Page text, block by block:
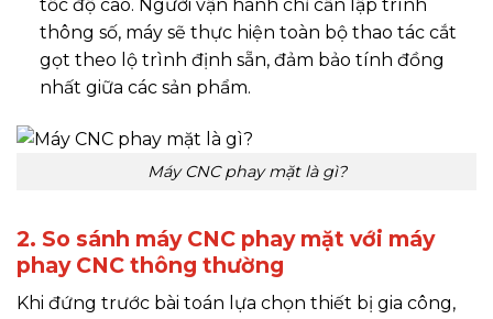
tốc độ cao. Người vận hành chỉ cần lập trình
thông số, máy sẽ thực hiện toàn bộ thao tác cắt
gọt theo lộ trình định sẵn, đảm bảo tính đồng
nhất giữa các sản phẩm.
Máy CNC phay mặt là gì?
2. So sánh máy CNC phay mặt với máy
phay CNC thông thường
Khi đứng trước bài toán lựa chọn thiết bị gia công,